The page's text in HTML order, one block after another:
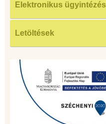
Elektronikus ügyintézés
Letöltések